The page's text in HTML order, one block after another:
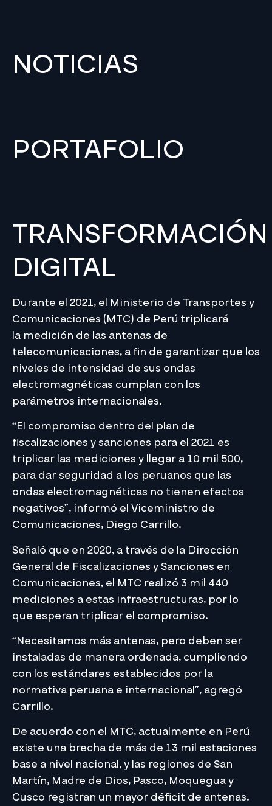
NOTICIAS
PORTAFOLIO
TRANSFORMACIÓN
DIGITAL
Durante el 2021, el Ministerio de Transportes y
Comunicaciones (MTC) de Perú triplicará
la medición de las antenas de
telecomunicaciones, a fin de garantizar que los
niveles de intensidad de sus ondas
electromagnéticas cumplan con los
parámetros internacionales.
“El compromiso dentro del plan de
fiscalizaciones y sanciones para el 2021 es
triplicar las mediciones y llegar a 10 mil 500,
para dar seguridad a los peruanos que las
ondas electromagnéticas no tienen efectos
negativos”, informó el Viceministro de
Comunicaciones, Diego Carrillo.
Señaló que en 2020, a través de la Dirección
General de Fiscalizaciones y Sanciones en
Comunicaciones, el MTC realizó 3 mil 440
mediciones a estas infraestructuras, por lo
que esperan triplicar el compromiso.
“Necesitamos más antenas, pero deben ser
instaladas de manera ordenada, cumpliendo
con los estándares establecidos por la
normativa peruana e internacional”, agregó
Carrillo.
De acuerdo con el MTC, actualmente en Perú
existe una brecha de más de 13 mil estaciones
base a nivel nacional, y las regiones de San
Martín, Madre de Dios, Pasco, Moquegua y
Cusco registran un mayor déficit de antenas.